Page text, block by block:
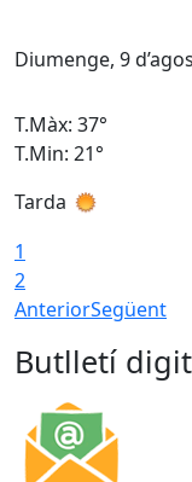
Diumenge, 9
T.Màx: 37°
T.Min: 21°
Tarda
1
2
AnteriorSegüent
Butlletí